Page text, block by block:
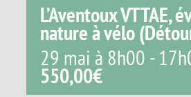
L’Aventoux VTTAE,
nature à vélo
29 mai à 8h00 -
550,00€